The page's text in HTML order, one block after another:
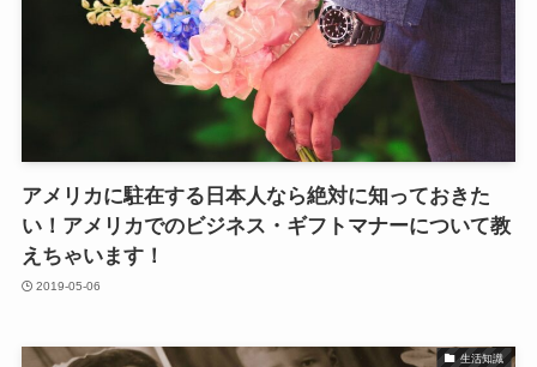
アメリカに駐在する日本人なら絶対に知っておきた
い！アメリカでのビジネス・ギフトマナーについて教
えちゃいます！
2019-05-06
生活知識